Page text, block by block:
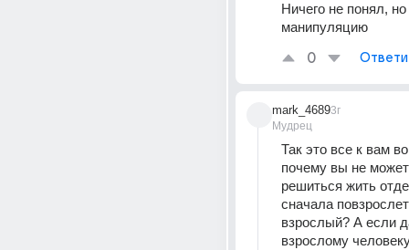
Ничего не понял,
манипуляцию
0
mark_4689
Мудрец
3г
Так это все к вам
почему вы не
решиться жить
сначала
взрослый? А если
взрослому